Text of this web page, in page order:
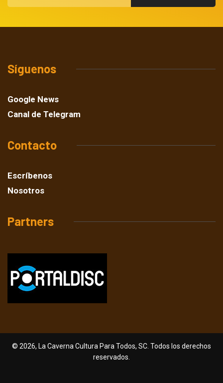
Síguenos
Google News
Canal de Telegram
Contacto
Escríbenos
Nosotros
Partners
© 2026, La Caverna Cultura Para Todos, SC. Todos los derechos
reservados.